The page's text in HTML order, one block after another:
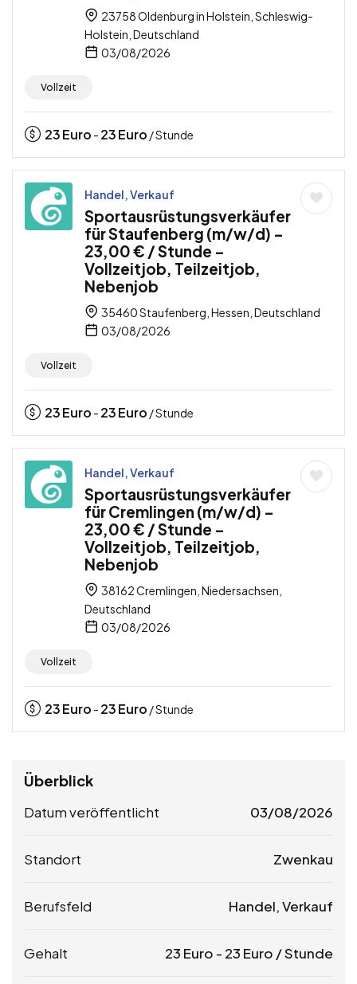
23758 Oldenburg in Holstein, Schleswig-
Holstein, Deutschland
03/08/2026
Vollzeit
23Euro - 23Euro / Stunde
Handel, Verkauf
Sportausrüstungsverkäufer
für Staufenberg (m/w/d) –
23,00 € / Stunde –
Vollzeitjob, Teilzeitjob,
Nebenjob
35460 Staufenberg, Hessen, Deutschland
03/08/2026
Vollzeit
23Euro - 23Euro / Stunde
Handel, Verkauf
Sportausrüstungsverkäufer
für Cremlingen (m/w/d) –
23,00 € / Stunde –
Vollzeitjob, Teilzeitjob,
Nebenjob
38162 Cremlingen, Niedersachsen,
Deutschland
03/08/2026
Vollzeit
23Euro - 23Euro / Stunde
Überblick
Datum veröffentlicht 03/08/2026
Standort Zwenkau
Berufsfeld Handel, Verkauf
Gehalt 23 Euro - 23 Euro / Stunde